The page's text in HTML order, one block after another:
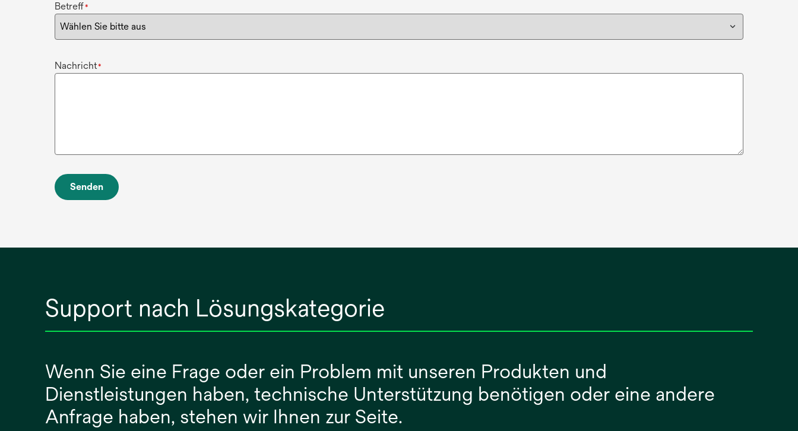
Betreff*
Nachricht*
Senden
Support nach Lösungskategorie
Wenn Sie eine Frage oder ein Problem mit unseren Produkten und
Dienstleistungen haben, technische Unterstützung benötigen oder eine andere
Anfrage haben, stehen wir Ihnen zur Seite.